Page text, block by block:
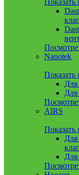
Показать
Nanotek
Показать
Для
Для
AIRS
Показать
Для
Для